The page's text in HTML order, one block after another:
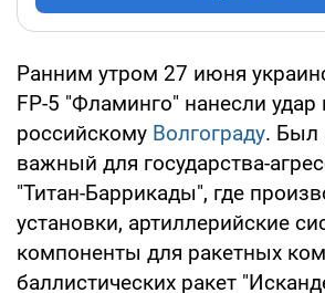
Ранним утром 27 июня
FP-5 "Фламинго" нанесли удар
российскому Волгограду. Был
важный для государства-
"Титан-Баррикады", где
установки, артиллерийские
компоненты для ракетных
баллистических ракет